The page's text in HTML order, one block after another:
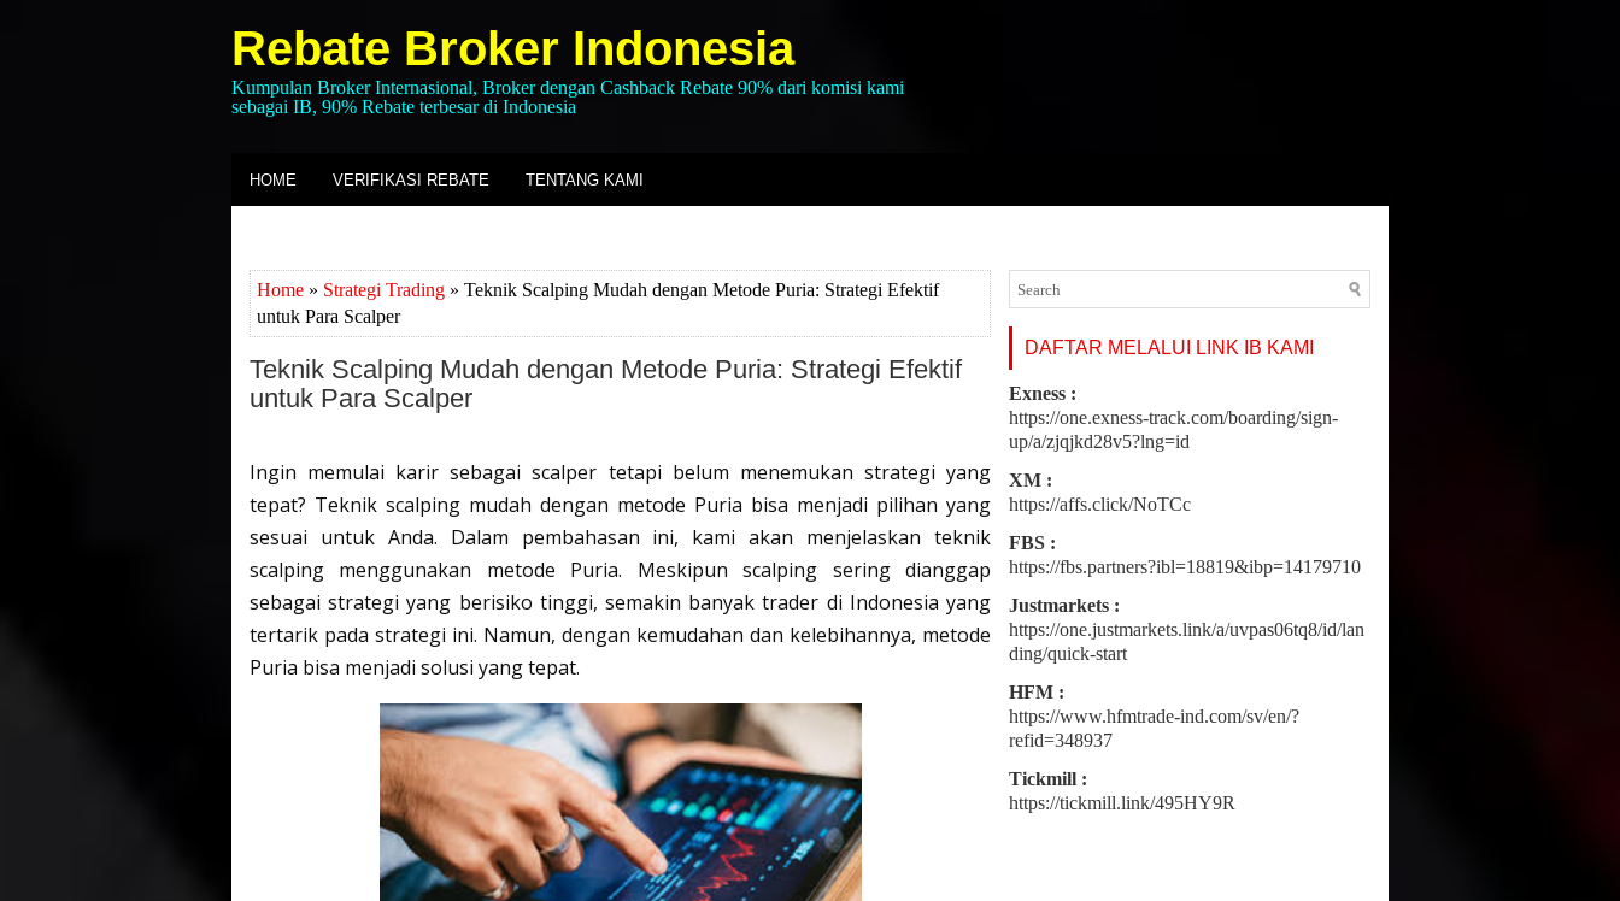
Rebate Broker Indonesia
Kumpulan Broker Internasional, Broker dengan Cashback Rebate 90% dari komisi kami
sebagai IB, 90% Rebate terbesar di Indonesia
HOME VERIFIKASI REBATE TENTANG KAMI
Home » Strategi Trading » Teknik Scalping Mudah dengan Metode Puria: Strategi Efektif
untuk Para Scalper
Teknik Scalping Mudah dengan Metode Puria: Strategi Efektif
untuk Para Scalper
Ingin memulai karir sebagai scalper tetapi belum menemukan strategi yang
tepat? Teknik scalping mudah dengan metode Puria bisa menjadi pilihan yang
sesuai untuk Anda. Dalam pembahasan ini, kami akan menjelaskan teknik
scalping menggunakan metode Puria. Meskipun scalping sering dianggap
sebagai strategi yang berisiko tinggi, semakin banyak trader di Indonesia yang
tertarik pada strategi ini. Namun, dengan kemudahan dan kelebihannya, metode
Puria bisa menjadi solusi yang tepat.
DAFTAR MELALUI LINK IB KAMI
Exness :
https://one.exness-track.com/boarding/sign-
up/a/zjqjkd28v5?lng=id
XM :
https://affs.click/NoTCc
FBS :
https://fbs.partners?ibl=18819&ibp=14179710
Justmarkets :
https://one.justmarkets.link/a/uvpas06tq8/id/lan
ding/quick-start
HFM :
https://www.hfmtrade-ind.com/sv/en/?
refid=348937
Tickmill :
https://tickmill.link/495HY9R